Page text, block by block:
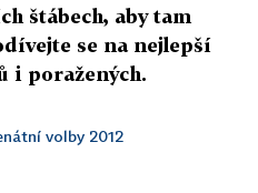
štábech, aby tam
se na nejlepší
i poražených.
volby 2012